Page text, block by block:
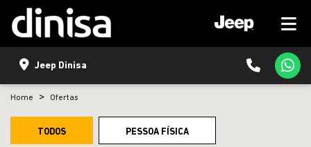
Jeep Dinisa
Home Ofertas
TODOS PESSOA FÍSICA